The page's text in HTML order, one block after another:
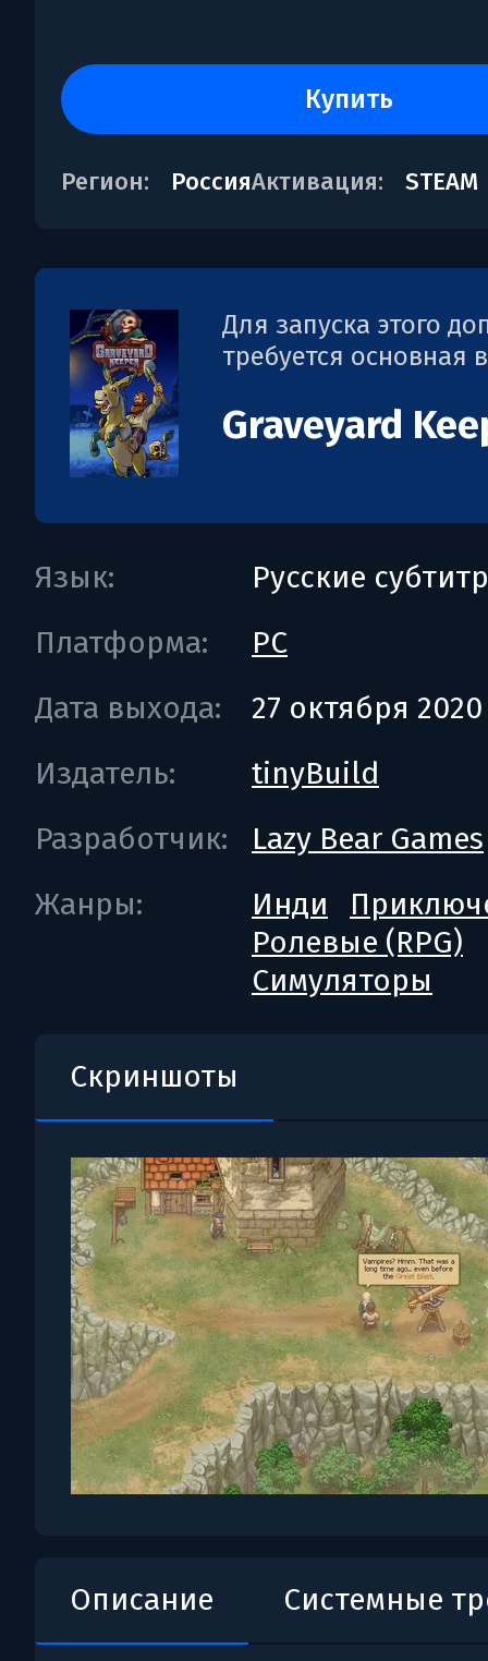
купить
Регион: РоссияАктивация: STEAM
Для запуска этого
требуется основная
Graveyard
Язык:
Русские
Платформа:
PC
Дата выхода:
27 октября 2020
Издатель:
tinyBuild
Разработчик:
Lazy Bear Games
Жанры:
Инди
Ролевые (RPG)
Симуляторы
Скриншоты
Описание Системные